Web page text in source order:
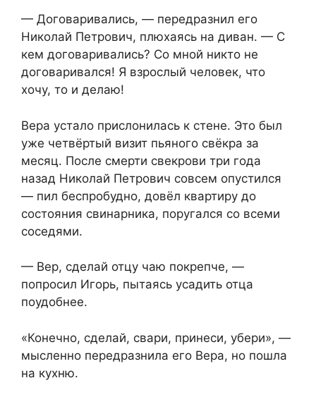
— Договаривались, — передразнил его
Николай Петрович, плюхаясь на диван. — С
кем договаривались? Со мной никто не
договаривался! Я взрослый человек, что
хочу, то и делаю!
Вера устало прислонилась к стене. Это был
уже четвёртый визит пьяного свёкра за
месяц. После смерти свекрови три года
назад Николай Петрович совсем опустился
— пил беспробудно, довёл квартиру до
состояния свинарника, поругался со всеми
соседями.
— Вер, сделай отцу чаю покрепче, —
попросил Игорь, пытаясь усадить отца
поудобнее.
«Конечно, сделай, свари, принеси, убери», —
мысленно передразнила его Вера, но пошла
на кухню.